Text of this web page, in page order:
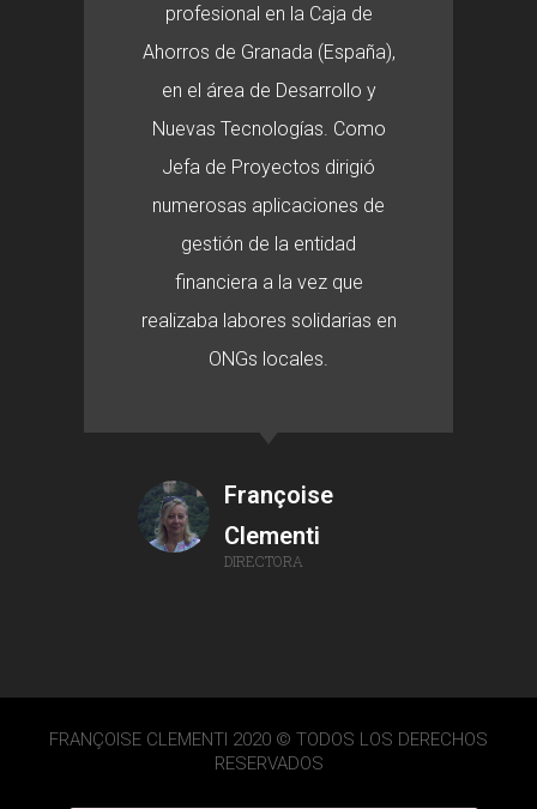
profesional en la Caja de
Ahorros de Granada (España),
en el área de Desarrollo y
Nuevas Tecnologías. Como
Jefa de Proyectos dirigió
numerosas aplicaciones de
gestión de la entidad
financiera a la vez que
realizaba labores solidarias en
ONGs locales.
Françoise
Clementi
DIRECTORA
FRANÇOISE CLEMENTI 2020 © TODOS LOS DERECHOS
RESERVADOS